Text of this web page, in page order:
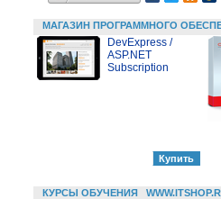
МАГАЗИН ПРОГРАММНОГО
DevExpress /
ASP.NET
Subscription
КУРСЫ ОБУЧЕНИЯ